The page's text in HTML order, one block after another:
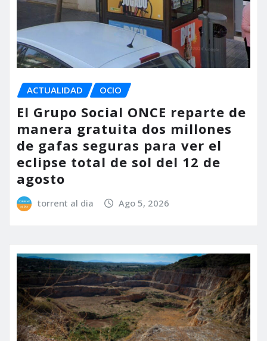
ACTUALIDAD OCIO
El Grupo Social ONCE reparte de
manera gratuita dos millones
de gafas seguras para ver el
eclipse total de sol del 12 de
agosto
torrent al dia Ago 5, 2026